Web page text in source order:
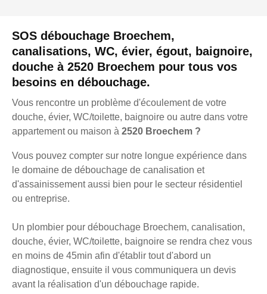
SOS débouchage Broechem,
canalisations, WC, évier, égout, baignoire,
douche à 2520 Broechem pour tous vos
besoins en débouchage.
Vous rencontre un problème d'écoulement de votre
douche, évier, WC/toilette, baignoire ou autre dans votre
appartement ou maison à 2520 Broechem ?
Vous pouvez compter sur notre longue expérience dans
le domaine de débouchage de canalisation et
d'assainissement aussi bien pour le secteur résidentiel
ou entreprise.
Un plombier pour débouchage Broechem, canalisation,
douche, évier, WC/toilette, baignoire se rendra chez vous
en moins de 45min afin d'établir tout d'abord un
diagnostique, ensuite il vous communiquera un devis
avant la réalisation d'un débouchage rapide.